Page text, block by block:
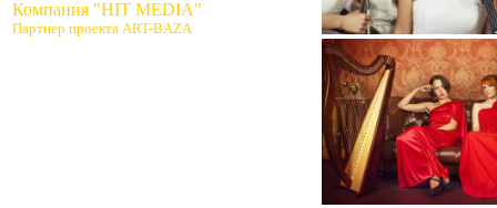
Компания "HIT MEDIA"
Партнер проекта ART-BAZA